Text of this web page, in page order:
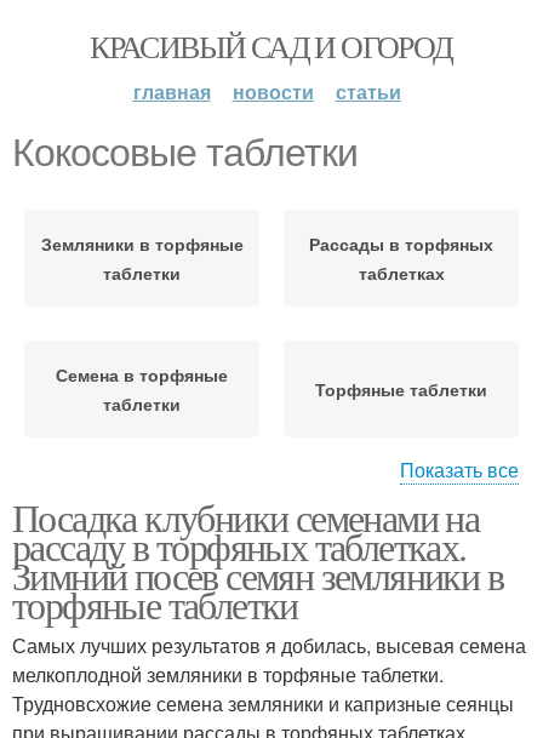
КРАСИВЫЙ САД И ОГОРОД
главная новости статьи
Кокосовые таблетки
Земляники в торфяные
таблетки
Рассады в торфяных
таблетках
Семена в торфяные
таблетки
Торфяные таблетки
садоводстве
таблетку
Показать все
Посадка клубники семенами на
рассаду в торфяных таблетках.
Зимний посев семян земляники в
торфяные таблетки
Самых лучших результатов я добилась, высевая семена
мелкоплодной земляники в торфяные таблетки.
Трудновсхожие семена земляники и капризные сеянцы